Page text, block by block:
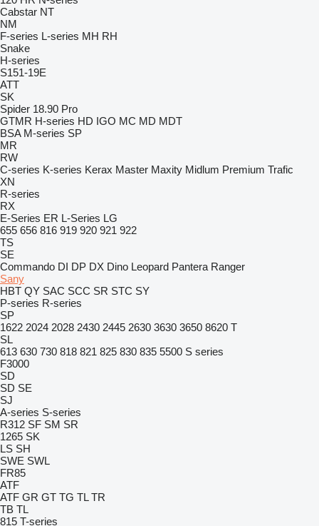
Cabstar NT
NM
F-series L-series MH RH
Snake
H-series
S151-19E
ATT
SK
Spider 18.90 Pro
GTMR H-series HD IGO MC MD MDT
BSA M-series SP
MR
RW
C-series K-series Kerax Master Maxity Midlum Premium Trafic
XN
R-series
RX
E-Series ER L-Series LG
655 656 816 919 920 921 922
TS
SE
Commando DI DP DX Dino Leopard Pantera Ranger
Sany
HBT QY SAC SCC SR STC SY
P-series R-series
SP
1622 2024 2028 2430 2445 2630 3630 3650 8620 T
SL
613 630 730 818 821 825 830 835 5500 S series
F3000
SD
SD SE
SJ
A-series S-series
R312 SF SM SR
1265 SK
LS SH
SWE SWL
FR85
ATF
ATF GR GT TG TL TR
TB TL
815 T-series